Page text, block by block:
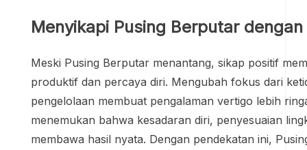
Menyikapi Pusing Berputar
Meski Pusing Berputar menantang, sikap positif
produktif dan percaya diri. Mengubah fokus dari
pengelolaan membuat pengalaman vertigo lebih
menemukan bahwa kesadaran diri, penyesuaian
membawa hasil nyata. Dengan pendekatan ini,